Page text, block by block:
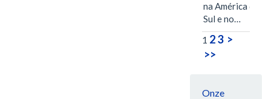
na América do
Sul e no…
1 23 >
>>
Onze